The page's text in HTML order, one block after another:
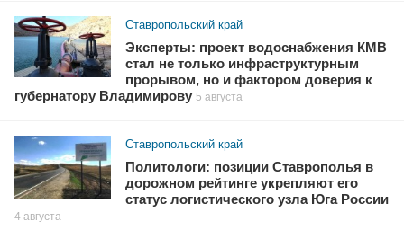
Ставропольский край
Эксперты: проект водоснабжения КМВ
стал не только инфраструктурным
прорывом, но и фактором доверия к
губернатору Владимирову 5 августа
Ставропольский край
Политологи: позиции Ставрополья в
дорожном рейтинге укрепляют его
статус логистического узла Юга России
4 августа